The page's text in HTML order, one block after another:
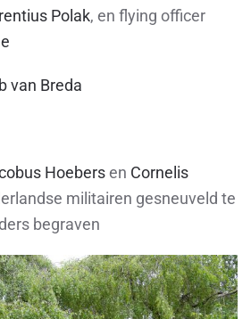
Polak, en flying officer
van Breda
Hoebersen Cornelis
militairen gesneuveld te
begraven